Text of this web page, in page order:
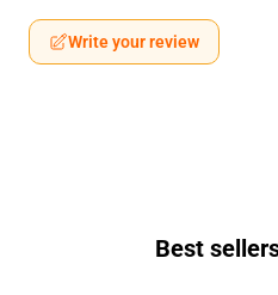
Write your review
Best